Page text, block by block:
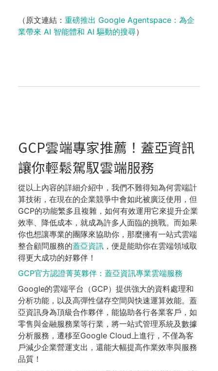
（原文連結：重磅推出 Google Agentspace：為企
業帶來 AI 智能體和 AI 驅動的搜尋）
GCP雲端專家推薦！蓋亞資訊
讓你輕鬆駕馭雲端服務
從以上內容的詳細介紹中，我們不難得知為何雲端計
算技術，在現在的企業競爭中會如此被廣泛使用，但
GCP的功能繁多且複雜，如何有效運用它來提升企業
效率、降低成本，就成為許多人面臨的挑戰。而如果
你也想讓專業的團隊來協助你，那麼擁有一站式雲端
整合顧問服務的蓋亞資訊 ，便是能助你在雲端領域取
得更大成功的好夥伴！
GCP官方認證菁英夥伴：蓋亞資訊專業雲端服務
Google的雲端平台（GCP）提供強大的資料處理和
分析功能，以及高彈性儲存空間與快速運算效能。蓋
亞資訊身為頂級合作夥伴，能協助各行各業客戶，如
零售與金融服務業等行業，將一站式管理系統及數據
分析服務，遷移至Google Cloud上進行，不僅為客
戶減少企業營運支出，還能大幅提高作業效率與服務
品質！